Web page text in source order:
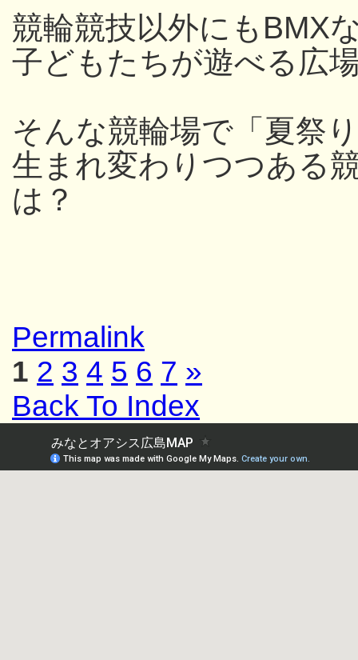
競輪競技以外にもBMX
子どもたちが遊べる広
そんな競輪場で「夏祭
生まれ変わりつつある
は？
Permalink
1 2 3 4 5 6 7 »
Back To Index